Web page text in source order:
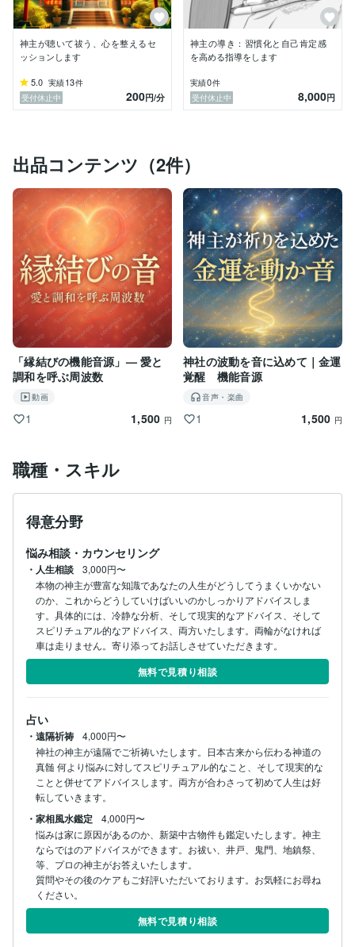
神主が聴いて祓う、心を整えるセ
ッションします
5.0 実績13件
受付休止中
200円/分
神主の導き：習慣化と自己肯定感
を高める指導をします
実績0件
受付休止中
8,000円
出品コンテンツ（2件）
「縁結びの機能音源」— 愛と
調和を呼ぶ周波数
動画
1 1,500 円
神社の波動を音に込めて｜金運
覚醒 機能音源
音声・楽曲
1 1,500 円
職種・スキル
得意分野
悩み相談・カウンセリング
・人生相談
3,000円〜
本物の神主が豊富な知識であなたの人生がどうしてうまくいかない
のか、これからどうしていけばいいのかしっかりアドバイスしま
す。具体的には、冷静な分析、そして現実的なアドバイス、そして
スピリチュアル的なアドバイス、両方いたします。両輪がなければ
車は走りません。寄り添ってお話しさせていただきます。
無料で見積り相談
占い
・遠隔祈祷 4,000円〜
神社の神主が遠隔でご祈祷いたします。日本古来から伝わる神道の
真髄 何より悩みに対してスピリチュアル的なこと、そして現実的な
ことと併せてアドバイスします。両方が合わさって初めて人生は好
転していきます。
・家相風水鑑定
4,000円〜
悩みは家に原因があるのか、新築中古物件も鑑定いたします。神主
ならではのアドバイスができます。お祓い、井戸、鬼門、地鎮祭、
等、プロの神主がお答えいたします。
質問やその後のケアもご好評いただいております。お気軽にお尋ね
ください。
無料で見積り相談